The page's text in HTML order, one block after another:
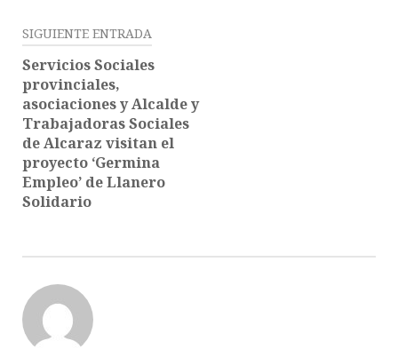
SIGUIENTE ENTRADA
Servicios Sociales
provinciales,
asociaciones y Alcalde y
Trabajadoras Sociales
de Alcaraz visitan el
proyecto ‘Germina
Empleo’ de Llanero
Solidario